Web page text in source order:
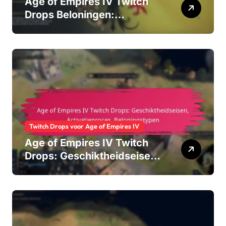
Drops Beloningen:
Exclusieve skins, In-game
Twitch Drops voor Age of Empires IV
Age of Empires IV Twitch
Drops: Geschiktheidseisen,
Activatieproces,